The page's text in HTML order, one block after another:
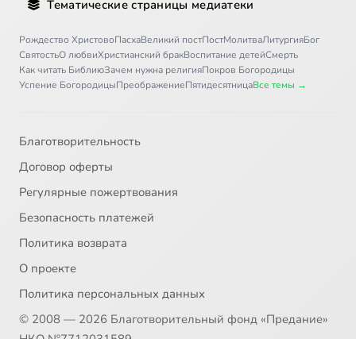
Тематические страницы медиатеки
Рождество ХристовоПасхаВеликий постПостМолитваЛитургияБог
СвятостьО любвиХристианский бракВоспитание детейСмерть
Как читать БиблиюЗачем нужна религияПокров Богородицы
Успение БогородицыПреображениеПятидесятницаВсе темы →
Благотворительность
Договор оферты
Регулярные пожертвования
Безопасность платежей
Политика возврата
О проекте
Политика персональных данных
© 2008 — 2026 Благотворительный фонд «Предание»